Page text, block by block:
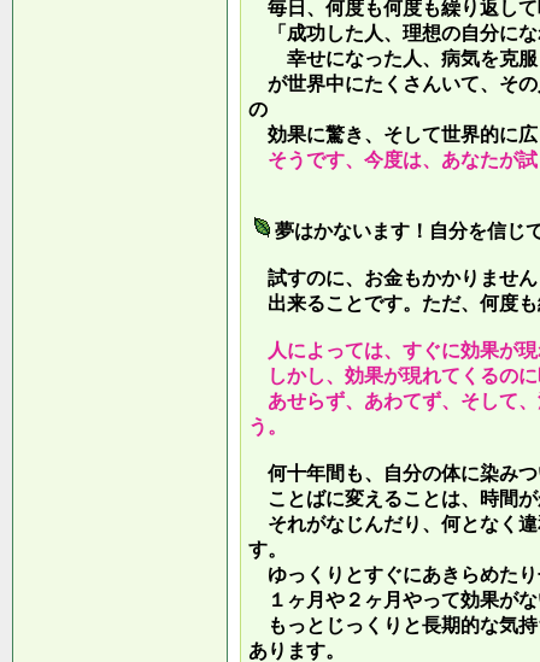
毎日、何度も何度も繰り返し
「成功した人、理想の自分に
幸せになった人、病気を克服
が世界中にたくさんいて、そ
の
効果に驚き、そして世界的に
そうです、今度は、あなたが
夢はかないます！自分を信じ
試すのに、お金もかかりませ
出来ることです。ただ、何度
人によっては、すぐに効果が
しかし、効果が現れてくるの
あせらず、あわてず、そして
う。
何十年間も、自分の体に染み
ことばに変えることは、時間
それがなじんだり、何となく
す。
ゆっくりとすぐにあきらめた
１ヶ月や２ヶ月やって効果が
もっとじっくりと長期的な気
あります。